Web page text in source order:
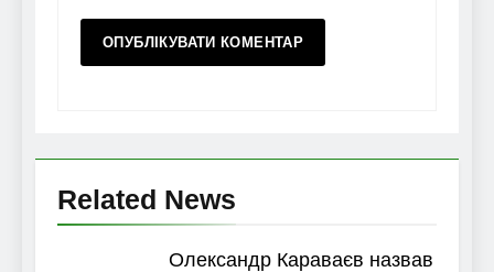
Related News
Олександр Караваєв назвав